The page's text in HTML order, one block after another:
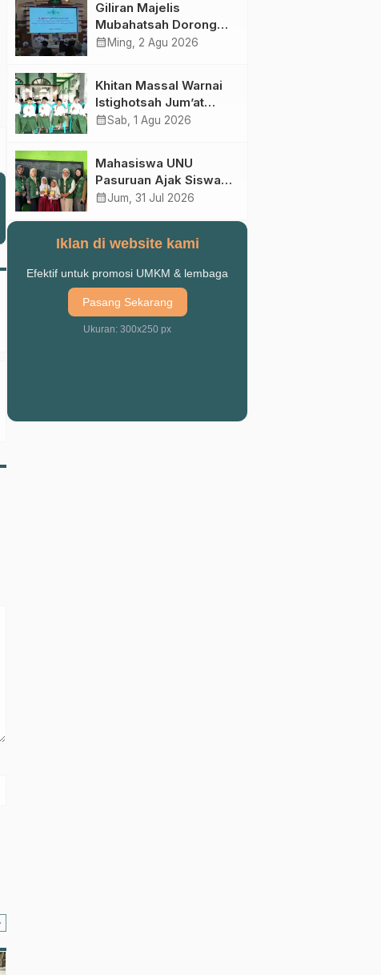
Abad Kedua
Giliran Majelis
Mubahatsah Dorong
Gagasan Pelembagaan
calendar_month Ming, 2 Agu 2026
Khitan Massal Warnai
Istighotsah Jum’at
Wage MWCNU
calendar_monthSab, 1 Agu 2026
Mahasiswa UNU
Pasuruan Ajak Siswa
SD Al Maksum
calendar_monthJum, 31 Jul 2026
Iklan di website kami
Efektif untuk promosi UMKM & lembaga
Pasang Sekarang
Ukuran: 300x250 px